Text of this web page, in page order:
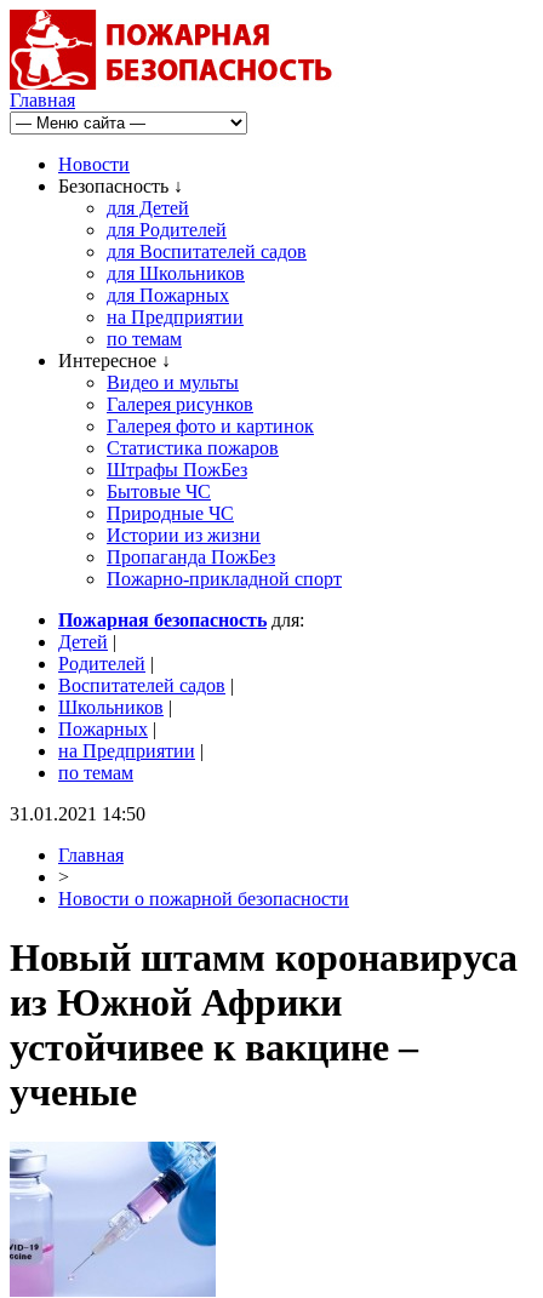
Главная
Новости
Безопасность ↓
для Детей
для Родителей
для Воспитателей садов
для Школьников
для Пожарных
на Предприятии
по темам
Интересное ↓
Видео и мульты
Галерея рисунков
Галерея фото и картинок
Статистика пожаров
Штрафы ПожБез
Бытовые ЧС
Природные ЧС
Истории из жизни
Пропаганда ПожБез
Пожарно-прикладной спорт
Пожарная безопасность для:
Детей |
Родителей |
Воспитателей садов |
Школьников |
Пожарных |
на Предприятии |
по темам
31.01.2021 14:50
Главная
>
Новости о пожарной безопасности
Новый штамм коронавируса
из Южной Африки
устойчивее к вакцине –
ученые